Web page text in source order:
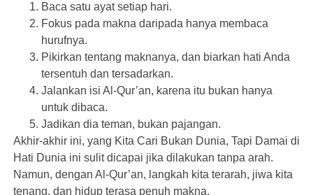
Baca satu ayat setiap hari.
Fokus pada makna daripada hanya membaca
hurufnya.
Pikirkan tentang maknanya, dan biarkan hati Anda
tersentuh dan tersadarkan.
Jalankan isi Al-Qur’an, karena itu bukan hanya
untuk dibaca.
Jadikan dia teman, bukan pajangan.
Akhir-akhir ini, yang Kita Cari Bukan Dunia, Tapi Damai di
Hati Dunia ini sulit dicapai jika dilakukan tanpa arah.
Namun, dengan Al-Qur’an, langkah kita terarah, jiwa kita
tenang, dan hidup terasa penuh makna.